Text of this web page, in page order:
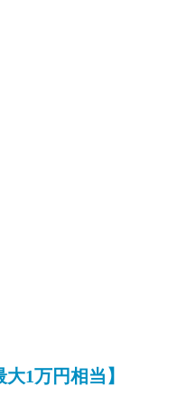
1万円相当】